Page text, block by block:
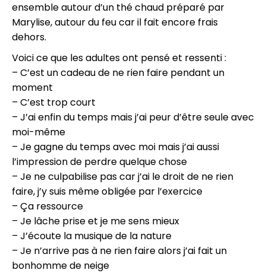
ensemble autour d’un thé chaud préparé par
Marylise, autour du feu car il fait encore frais
dehors.
Voici ce que les adultes ont pensé et ressenti :
– C’est un cadeau de ne rien faire pendant un
moment
– C’est trop court
– J’ai enfin du temps mais j’ai peur d’être seule avec
moi-même
– Je gagne du temps avec moi mais j’ai aussi
l’impression de perdre quelque chose
– Je ne culpabilise pas car j’ai le droit de ne rien
faire, j’y suis même obligée par l’exercice
– Ça ressource
– Je lâche prise et je me sens mieux
– J’écoute la musique de la nature
– Je n’arrive pas à ne rien faire alors j’ai fait un
bonhomme de neige